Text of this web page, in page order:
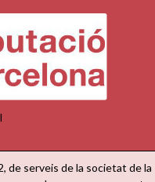
de serveis de la societat de la